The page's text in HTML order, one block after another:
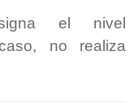
el nivel
no realiza